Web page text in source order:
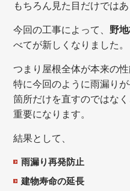
もちろん見た目だけではあ
今回の工事によって、 野
べてが新しくなりました。
つまり屋根全体が本来の
特に今回のように雨漏り
箇所だけを直すのではな
重要になります。
結果として、
雨漏り再発防止
建物寿命の延長